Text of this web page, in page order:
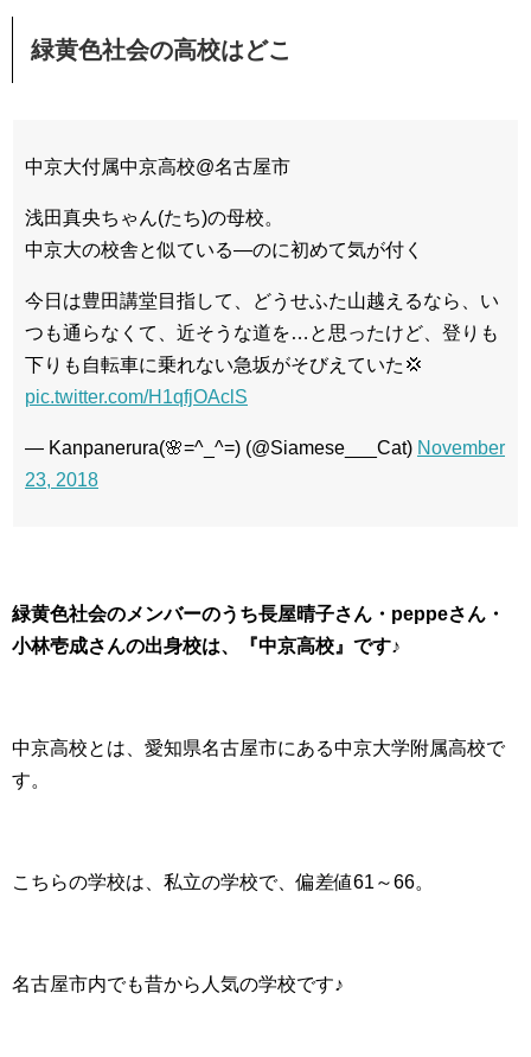
緑黄色社会の高校はどこ
中京大付属中京高校@名古屋市
浅田真央ちゃん(たち)の母校。
中京大の校舎と似ている―のに初めて気が付く
今日は豊田講堂目指して、どうせふた山越えるなら、い
つも通らなくて、近そうな道を…と思ったけど、登りも
下りも自転車に乗れない急坂がそびえていた💢
pic.twitter.com/H1qfjOAclS
— Kanpanerura(🌸=^_^=) (@Siamese___Cat) November
23, 2018
緑黄色社会のメンバーのうち長屋晴子さん・peppeさん・
小林壱成さんの出身校は、『中京高校』です♪
中京高校とは、愛知県名古屋市にある中京大学附属高校で
す。
こちらの学校は、私立の学校で、偏差値61～66。
名古屋市内でも昔から人気の学校です♪